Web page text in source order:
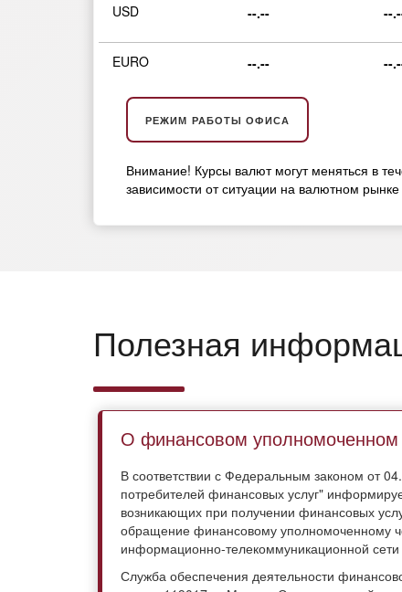
USD --.-- --
EURO --.-- --
РЕЖИМ РАБОТЫ ОФИСА
Внимание! Курсы валют могут меняться в
зависимости от ситуации на валютном рынке
Полезная
О финансовом уполномоченном
В соответствии с Федеральным законом от
потребителей финансовых услуг"
возникающих при получении финансовых
обращение финансовому уполномоченному
информационно-телекоммуникационной
Служба обеспечения деятельности